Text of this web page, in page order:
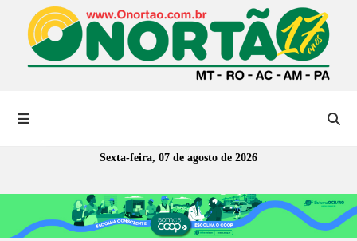
Sexta-feira, 07 de agosto de 2026